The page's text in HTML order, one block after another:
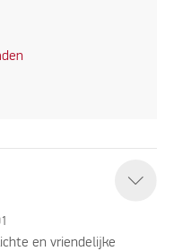
en vriendelijke